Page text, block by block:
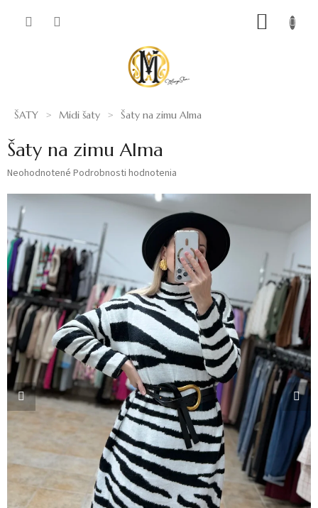
ŠATY Midi šaty Šaty na zimu Alma
Šaty na zimu Alma
Priemerné
produktu
0,0
z
5
hviezdičiek.
Neohodnotené Podrobnosti hodnotenia